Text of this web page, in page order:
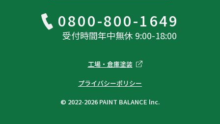
0800-800-1649
受付時間年中無休 9:00-18:00
工場・倉庫塗装
プライバシーポリシー
© 2022-2026 PAINT BALANCE lnc.